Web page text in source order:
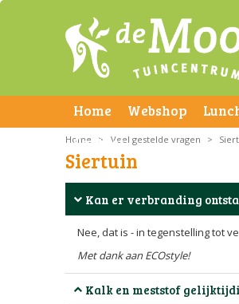
Home Webshop
Contact
Home > Veel gestelde vragen >
Siertuin
Kan er verbranding
Nee, dat is - in tegenstelling tot
Met dank aan ECOstyle!
Kalk en meststof